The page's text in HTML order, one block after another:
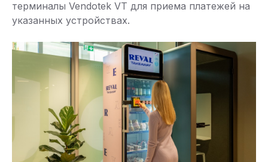
терминалы Vendotek VT для приема платежей на
указанных устройствах.